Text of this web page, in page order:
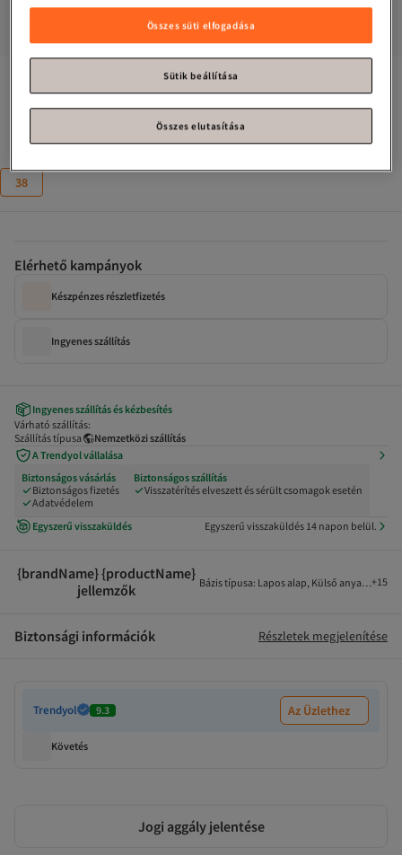
Tima női Sneaker sportcipő
38
Elérhető kampányok
Készpénzes részletfizetés
Ingyenes szállítás
Ingyenes szállítás és kézbesítés
Várható szállítás:
Szállítás típusa
Nemzetközi szállítás
A Trendyol vállalása
Biztonságos vásárlás
Biztonságos fizetés
Adatvédelem
Biztonságos szállítás
Visszatérítés elveszett és sérült csomagok esetén
Egyszerű visszaküldés Egyszerű visszaküldés 14 napon belül.
{brandName} {productName}
jellemzők
Bázis típusa: Lapos alap, Külső anyag: Műbőr
+15
Biztonsági információk Részletek megjelenítése
Trendyol 9.3 Az Üzlethez
Követés
Jogi aggály jelentése
Összes süti elfogadása
Sütik beállítása
Összes elutasítása